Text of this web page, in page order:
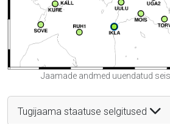
Jaamade andmed uuendatud
Tugijaama staatuse selgitused